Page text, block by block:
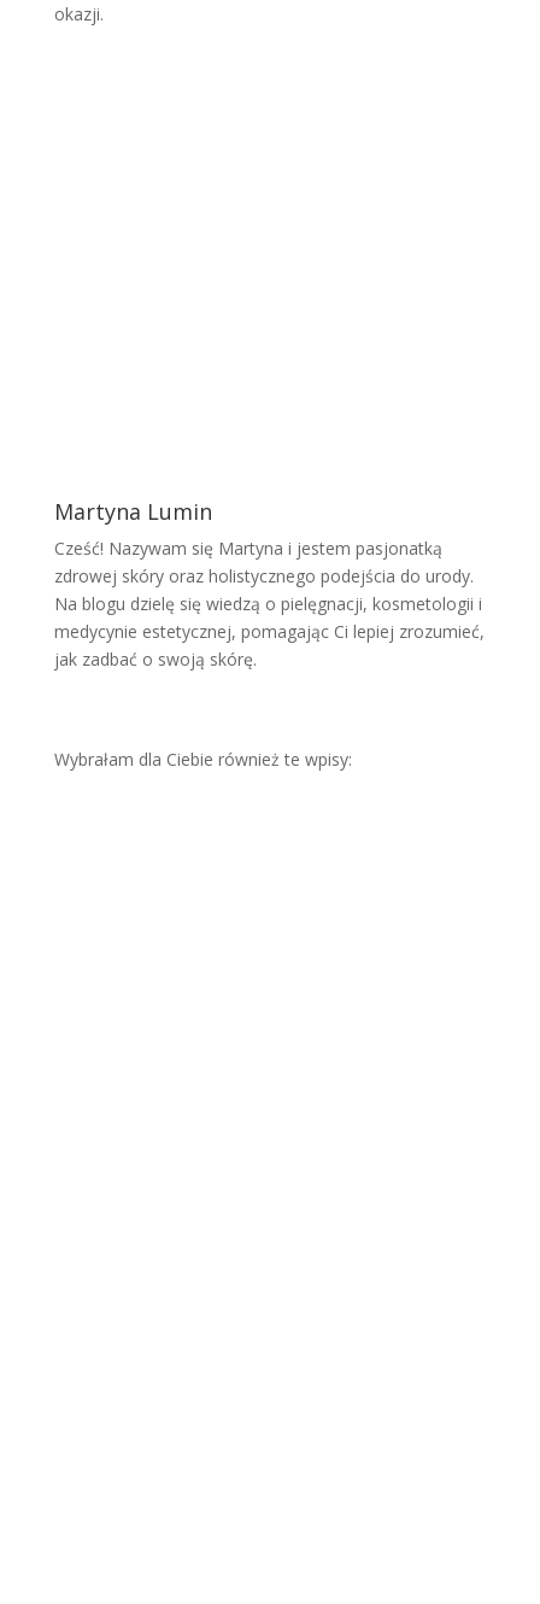
okazji.
Martyna Lumin
Cześć! Nazywam się Martyna i jestem pasjonatką
zdrowej skóry oraz holistycznego podejścia do urody.
Na blogu dzielę się wiedzą o pielęgnacji, kosmetologii i
medycynie estetycznej, pomagając Ci lepiej zrozumieć,
jak zadbać o swoją skórę.
Wybrałam dla Ciebie również te wpisy: